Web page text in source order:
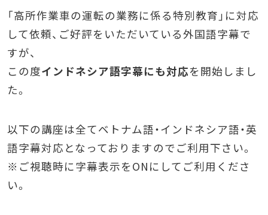
「高所作業車の運転の業務に係る特別教育」に対応
して依頼、ご好評をいただいている外国語字幕で
すが、
この度インドネシア語字幕にも対応を開始しまし
た。
以下の講座は全てベトナム語・インドネシア語・英
語字幕対応となっておりますのでご利用下さい。
※ご視聴時に字幕表示をONにしてご利用くださ
い。